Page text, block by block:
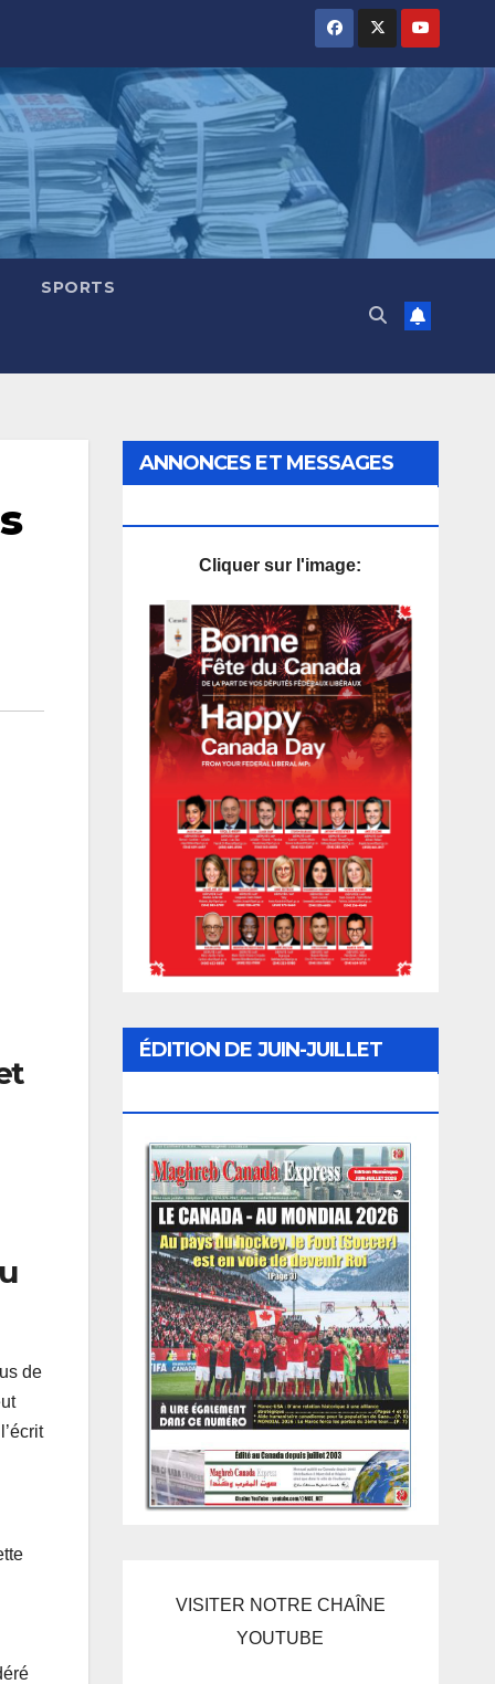
SPORTS
de
ANNONCES ET MESSAGES
Cliquer sur l'image:
ÉDITION DE JUIN-JUILLET
VISITER NOTRE CHAÎNE
YOUTUBE